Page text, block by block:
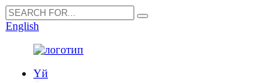
English
Үй